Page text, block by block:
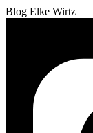
Blog Elke Wirtz